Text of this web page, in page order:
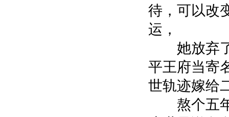
待，可以改
运，
她放弃了
平王府当寄
世轨迹嫁给
熬个五年